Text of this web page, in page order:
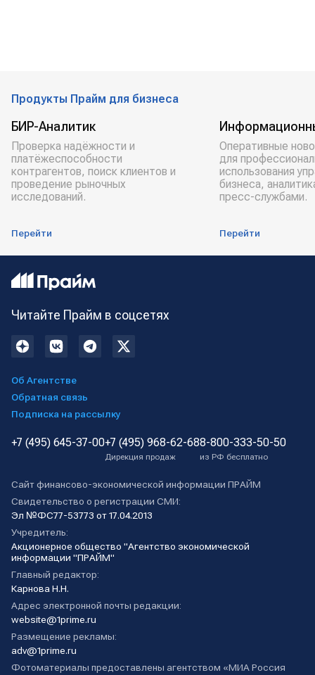
Продукты Прайм для бизнеса
БИР-Аналитик
Проверка надёжности и
платёжеспособности
контрагентов, поиск клиентов и
проведение рыночных
исследований.
Перейти
Оперативные
для
использования
бизнеса,
пресс-службами.
Перейти
Читайте Прайм в соцсетях
Об Агентстве
Обратная связь
Подписка на рассылку
+7 (495) 645-37-00+7 (495) 968-62-68
Дирекция продаж
8-800-333-50-50
из РФ бесплатно
Сайт финансово-экономической информации ПРАЙМ
Свидетельство о регистрации СМИ:
Эл №ФС77-53773 от 17.04.2013
Учредитель:
Акционерное общество "Агентство экономической
информации "ПРАЙМ"
Главный редактор:
Карнова Н.Н.
Адрес электронной почты редакции:
website@1prime.ru
Размещение рекламы:
adv@1prime.ru
Фотоматериалы предоставлены агентством «МИА Россия